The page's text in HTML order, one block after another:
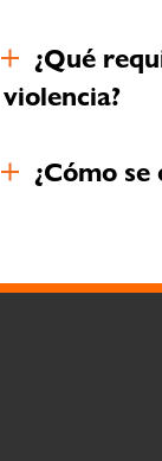
¿Qué
violencia?
¿Cómo